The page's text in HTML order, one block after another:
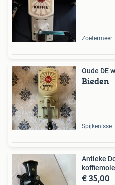
Zoetermeer
Bieden
Spijkenisse
Antieke
€ 35,00